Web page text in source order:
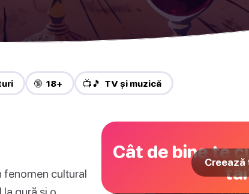
🔞 18+ 📺🎵 TV și muzică
fenomen cultural
Cât de bine te